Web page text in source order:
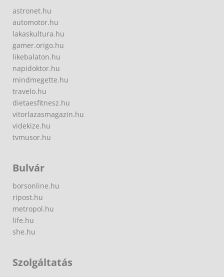
astronet.hu
automotor.hu
lakaskultura.hu
gamer.origo.hu
likebalaton.hu
napidoktor.hu
mindmegette.hu
travelo.hu
dietaesfitnesz.hu
vitorlazasmagazin.hu
videkize.hu
tvmusor.hu
Bulvár
borsonline.hu
ripost.hu
metropol.hu
life.hu
she.hu
Szolgáltatás